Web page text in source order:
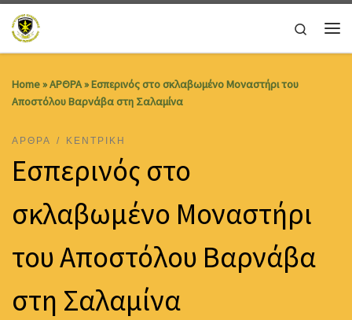
Skip to content
Search
Home»ΑΡΘΡΑ»Εσπερινός στο σκλαβωμένο Μοναστήρι του
Αποστόλου Βαρνάβα στη Σαλαμίνα
ΑΡΘΡΑ ΚΕΝΤΡΙΚΗ
Εσπερινός στο
σκλαβωμένο Μοναστήρι
του Αποστόλου Βαρνάβα
στη Σαλαμίνα